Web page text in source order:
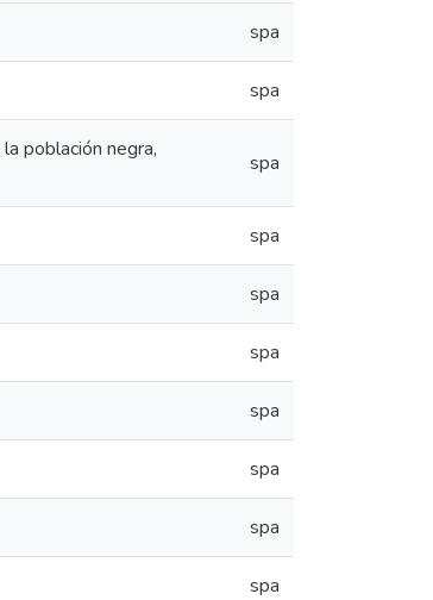
spa
spa
población negra,
spa
spa
spa
spa
spa
spa
spa
spa